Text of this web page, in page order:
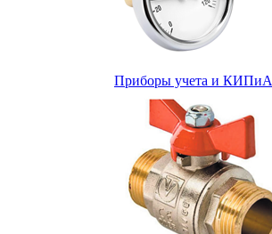
Приборы учета и КИПиА